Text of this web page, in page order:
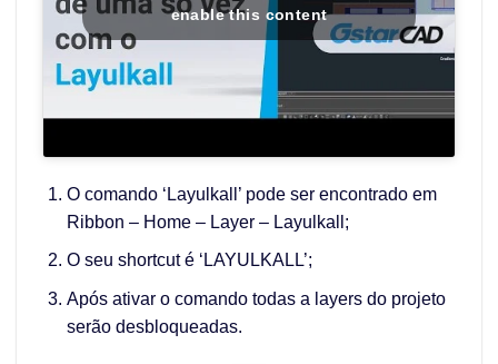
enable this content
O comando ‘Layulkall’ pode ser encontrado em
Ribbon – Home – Layer – Layulkall;
O seu shortcut é ‘LAYULKALL’;
Após ativar o comando todas a layers do projeto
serão desbloqueadas.